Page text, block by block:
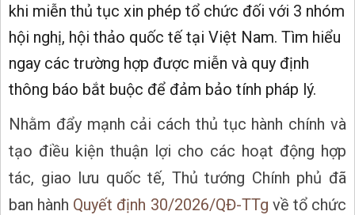
khi miễn thủ tục xin phép tổ chức đối với 3 nhóm
hội nghị, hội thảo quốc tế tại Việt Nam. Tìm hiểu
ngay các trường hợp được miễn và quy định
thông báo bắt buộc để đảm bảo tính pháp lý.
Nhằm đẩy mạnh cải cách thủ tục hành chính và
tạo điều kiện thuận lợi cho các hoạt động hợp
tác, giao lưu quốc tế, Thủ tướng Chính phủ đã
ban hành Quyết định 30/2026/QĐ-TTg về tổ chức